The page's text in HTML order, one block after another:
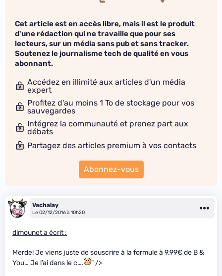
Cet article est en accès libre, mais il est le produit
d'une rédaction qui ne travaille que pour ses
lecteurs, sur un média sans pub et sans tracker.
Soutenez le journalisme tech de qualité en vous
abonnant.
Accédez en illimité aux articles d'un média
expert
Profitez d'au moins 1 To de stockage pour vos
sauvegardes
Intégrez la communauté et prenez part aux
débats
Partagez des articles premium à vos contacts
Abonnez-vous
Vachalay
Le 02/12/2016 à 10h20
dimounet a écrit :
Merde! Je viens juste de souscrire à la formule à 9.99€ de B &
You… Je l’ai dans le c….
" />